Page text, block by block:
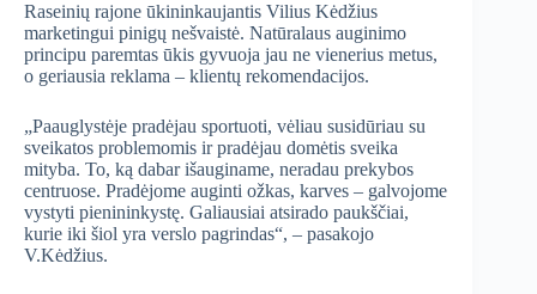
Raseinių rajone ūkininkaujantis Vilius Kėdžius
marketingui pinigų nešvaistė. Natūralaus auginimo
principu paremtas ūkis gyvuoja jau ne vienerius metus,
o geriausia reklama – klientų rekomendacijos.
„Paauglystėje pradėjau sportuoti, vėliau susidūriau su
sveikatos problemomis ir pradėjau domėtis sveika
mityba. To, ką dabar išauginame, neradau prekybos
centruose. Pradėjome auginti ožkas, karves – galvojome
vystyti pienininkystę. Galiausiai atsirado paukščiai,
kurie iki šiol yra verslo pagrindas“, – pasakojo
V.Kėdžius.